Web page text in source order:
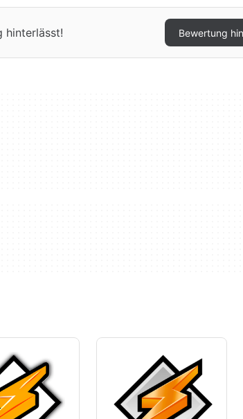
hinterlässt! Bewertung